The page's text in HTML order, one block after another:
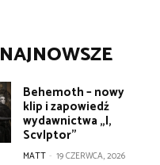
NAJNOWSZE
Behemoth – nowy
klip i zapowiedź
wydawnictwa „I,
Scvlptor”
MATT - 19 CZERWCA, 2026